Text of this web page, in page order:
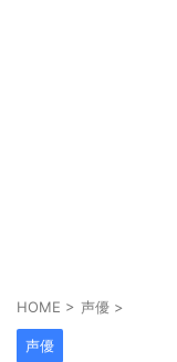
HOME > 声優 >
声優